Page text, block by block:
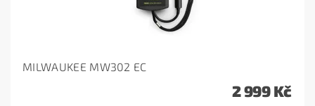
MILWAUKEE MW302 EC
2 999 Kč